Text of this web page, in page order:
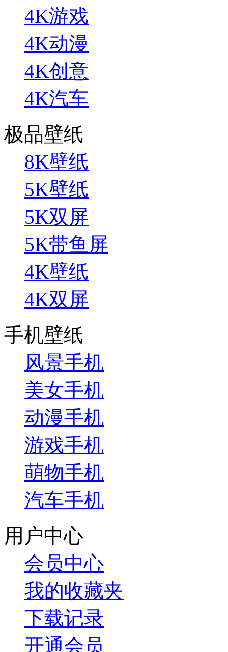
4K游戏
4K动漫
4K创意
4K汽车
极品壁纸
8K壁纸
5K壁纸
5K双屏
5K带鱼屏
4K壁纸
4K双屏
手机壁纸
风景手机
美女手机
动漫手机
游戏手机
萌物手机
汽车手机
用户中心
会员中心
我的收藏夹
下载记录
开通会员